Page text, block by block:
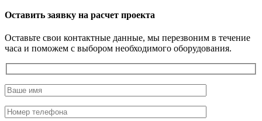
Оставить заявку на расчет проекта
Оставьте свои контактные данные, мы перезвоним в течение
часа и поможем с выбором необходимого оборудования.